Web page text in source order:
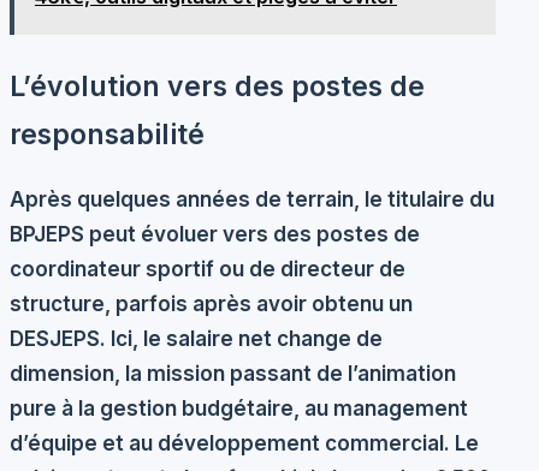
L’évolution vers des postes de
responsabilité
Après quelques années de terrain, le titulaire du
BPJEPS peut évoluer vers des postes de
coordinateur sportif ou de directeur de
structure , parfois après avoir obtenu un
DESJEPS. Ici, le salaire net change de
dimension, la mission passant de l’animation
pure à la gestion budgétaire, au management
d’équipe et au développement commercial. Le